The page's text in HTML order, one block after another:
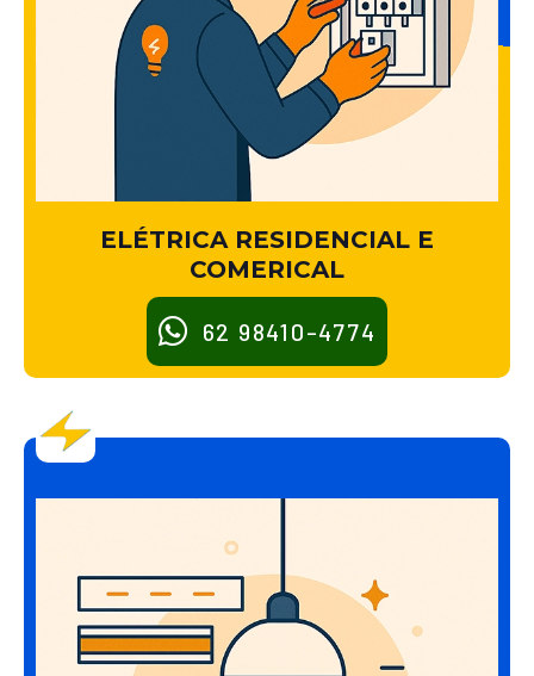
ELÉTRICA RESIDENCIAL E
COMERICAL
62 98410-4774